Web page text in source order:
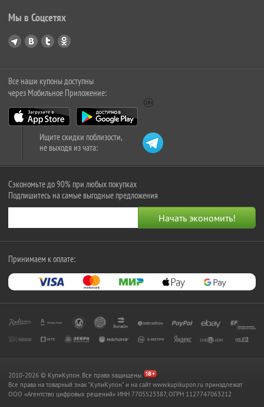
Мы в Соцсетях
Все наши купоны доступны
через Мобильное Приложение:
Ищите скидки поблизости,
не выходя из чата:
Сэкономьте до 90% при любых покупках
Подпишитесь на самые выгодные предложения
Принимаем к оплате:
2010-2026 © КупиКупон. Все права защищены.
Все права на товарный знак "КупиКупон" и на сайт www.kupikupon.ru принадлежат
OOO «Агентство цифровых решений» ИНН 7705523387, ОГРН 1127747063212